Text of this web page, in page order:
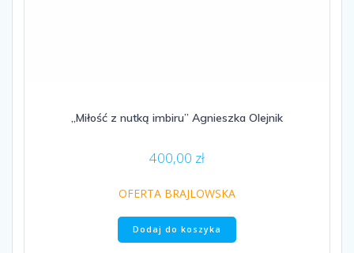
„Miłość z nutką imbiru” Agnieszka Olejnik
400,00 zł
OFERTA BRAJLOWSKA
Dodaj do koszyka